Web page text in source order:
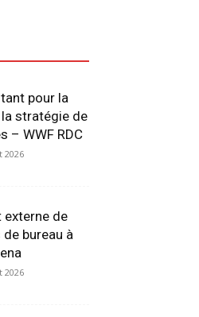
pour la
stratégie de
– WWF RDC
2026
externe de
bureau à
2026